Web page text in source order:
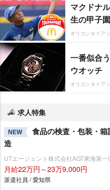
マクドナ
生の甲子園
オリコンタイア
一番似合
ウオッチ
オリコンタイア
求人特集
NEW
食品の検査・包装・
造
UTエージェント株式会社AGT東海第一
月給22万円～23万9,000円
派遣社員 / 愛知県